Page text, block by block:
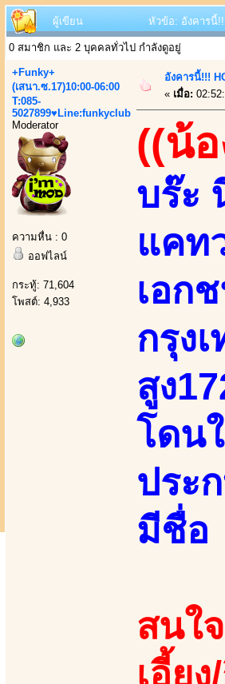
ผู้เขียน หัวข้อ: อังคารนี้
0 สมาชิก และ 2 บุคคลทั่วไป กำลังดูอยู่
+Funky+
(เสนา.ซ.17)10:00-06:00
T:085-
5027899♥Line:funkyclub
Moderator
ความหื่น : 0
ออฟไลน์
กระทู้: 71,604
โพสต์: 4,933
อังคารนี้!!!
« เมื่อ:
((น้อ
บร๊ะ
แคท
เอก
กรุง
สูง
โดน
ประ
มีชื่อ
สนใ
เอี้ย